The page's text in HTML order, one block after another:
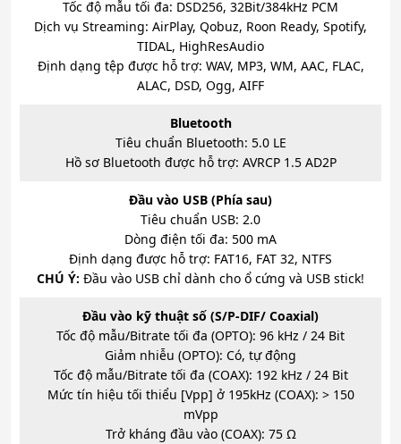
Tốc độ mẫu tối đa: DSD256, 32Bit/384kHz PCM
Dịch vụ Streaming: AirPlay, Qobuz, Roon Ready, Spotify,
TIDAL, HighResAudio
Định dạng tệp được hỗ trợ: WAV, MP3, WM, AAC, FLAC,
ALAC, DSD, Ogg, AIFF
Bluetooth
Tiêu chuẩn Bluetooth: 5.0 LE
Hồ sơ Bluetooth được hỗ trợ: AVRCP 1.5 AD2P
Đầu vào USB (Phía sau)
Tiêu chuẩn USB: 2.0
Dòng điện tối đa: 500 mA
Định dạng được hỗ trợ: FAT16, FAT 32, NTFS
CHÚ Ý: Đầu vào USB chỉ dành cho ổ cứng và USB stick!
Đầu vào kỹ thuật số (S/P-DIF/ Coaxial)
Tốc độ mẫu/Bitrate tối đa (OPTO): 96 kHz / 24 Bit
Giảm nhiễu (OPTO): Có, tự động
Tốc độ mẫu/Bitrate tối đa (COAX): 192 kHz / 24 Bit
Mức tín hiệu tối thiểu [Vpp] ở 195kHz (COAX): > 150
mVpp
Trở kháng đầu vào (COAX): 75 Ω